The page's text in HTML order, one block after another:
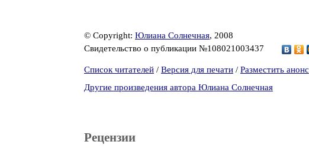
© Copyright: Юлиана Солнечная, 2008
Свидетельство о публикации №108021003437
Список читателей / Версия для печати / Разместить анонс
Другие произведения автора Юлиана Солнечная
Рецензии